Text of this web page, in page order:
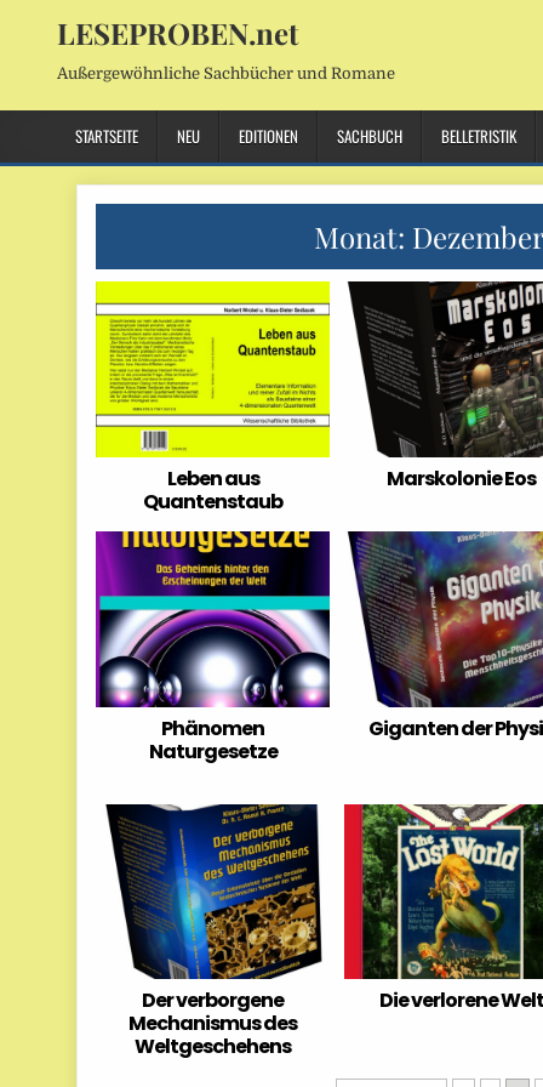
LESEPROBEN.net
Außergewöhnliche Sachbücher und Romane
STARTSEITE NEU EDITIONEN SACHBUCH BELLETRISTIK
Monat:
Leben aus
Quantenstaub
Marskolonie Eos
Phänomen
Naturgesetze
Giganten der
Der verborgene
Mechanismus des
Weltgeschehens
Die verlorene Welt